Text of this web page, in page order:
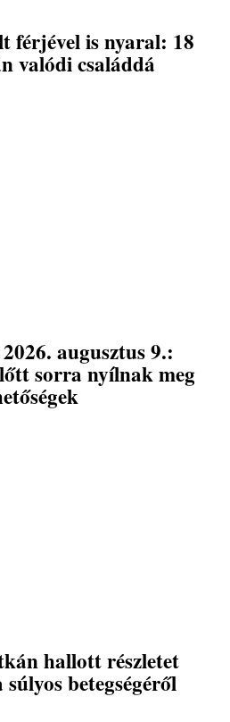
férjével is nyaral: 18
valódi családdá
augusztus 9.:
sorra nyílnak meg
hallott részletet
betegségéről